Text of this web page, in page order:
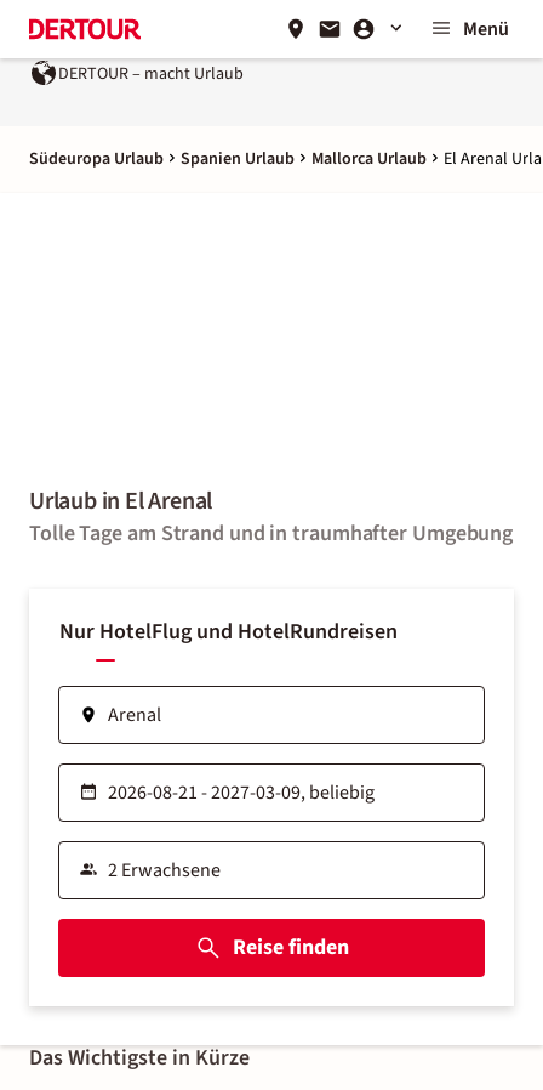
Menü
Urlaub Ein Unternehmen der
Südeuropa Urlaub Spanien Urlaub Mallorca Urlaub El Arenal
Urlaub in El Arenal
Tolle Tage am Strand und in traumhafter Umgebung
Nur HotelFlug und HotelRundreisen
Reise finden
Das Wichtigste in Kürze